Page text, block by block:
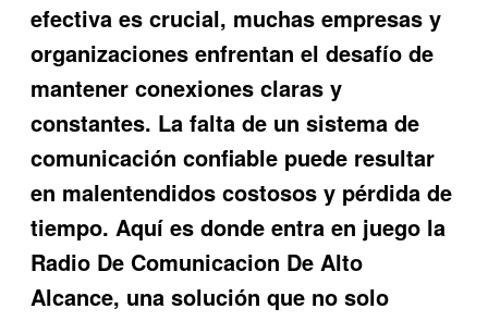
efectiva es crucial, muchas empresas y
organizaciones enfrentan el desafío de
mantener conexiones claras y
constantes. La falta de un sistema de
comunicación confiable puede resultar
en malentendidos costosos y pérdida de
tiempo. Aquí es donde entra en juego la
Radio De Comunicacion De Alto
Alcance, una solución que no solo